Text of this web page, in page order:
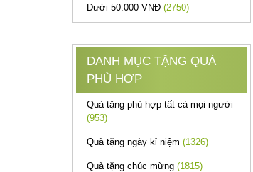
Dưới 50.000 VNĐ (2750)
DANH MỤC TẶNG QUÀ
PHÙ HỢP
Quà tặng phù hợp tất cả mọi người
(953)
Quà tặng ngày kỉ niệm (1326)
Quà tặng chúc mừng (1815)